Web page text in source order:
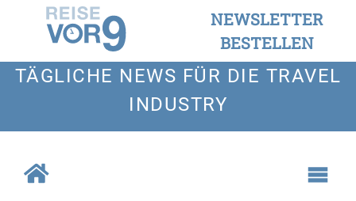
NEWSLETTER
BESTELLEN
TÄGLICHE NEWS FÜR DIE TRAVEL
INDUSTRY